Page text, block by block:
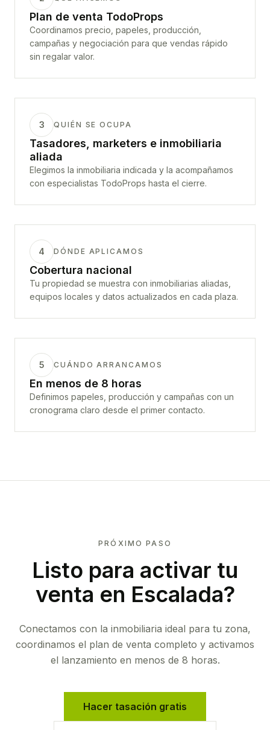
Plan de venta TodoProps
Coordinamos precio, papeles, producción,
campañas y negociación para que vendas rápido
sin regalar valor.
3 QUIÉN SE OCUPA
Tasadores, marketers e inmobiliaria
aliada
Elegimos la inmobiliaria indicada y la acompañamos
con especialistas TodoProps hasta el cierre.
4 DÓNDE APLICAMOS
Cobertura nacional
Tu propiedad se muestra con inmobiliarias aliadas,
equipos locales y datos actualizados en cada plaza.
5 CUÁNDO ARRANCAMOS
En menos de 8 horas
Definimos papeles, producción y campañas con un
cronograma claro desde el primer contacto.
PRÓXIMO PASO
Listo para activar tu
venta en Escalada?
Conectamos con la inmobiliaria ideal para tu zona,
coordinamos el plan de venta completo y activamos
el lanzamiento en menos de 8 horas.
Hacer tasación gratis